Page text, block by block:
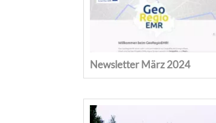
Newsletter März 2024